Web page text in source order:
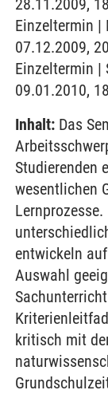
28.11.2009,
Einzeltermin |
07.12.2009,
Einzeltermin |
09.01.2010,
Inhalt: Das
Studierenden
wesentlichen
entwickeln
Auswahl
kritisch mit